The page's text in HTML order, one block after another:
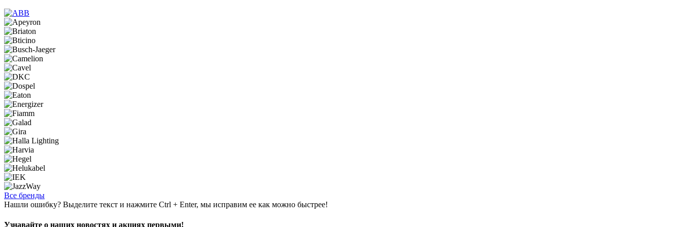
Все бренды
Нашли ошибку? Выделите текст и нажмите Ctrl + Enter, мы исправим ее как можно быстрее!
Узнавайте о наших новостях и акциях первыми!